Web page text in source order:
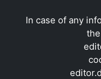
In case of any